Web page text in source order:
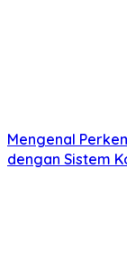
Mengenal
dengan Sistem